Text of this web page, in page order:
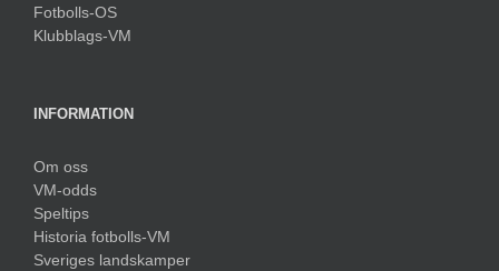
Fotbolls-OS
Klubblags-VM
INFORMATION
Om oss
VM-odds
Speltips
Historia fotbolls-VM
Sveriges landskamper